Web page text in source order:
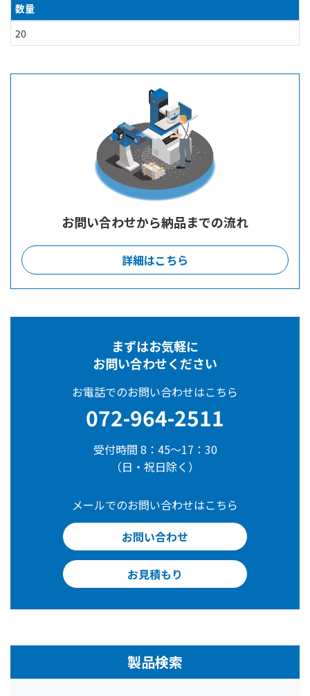
数量
20
お問い合わせから納品までの流れ
詳細はこちら
まずはお気軽に
お問い合わせください
お電話でのお問い合わせはこちら
072-964-2511
受付時間 8：45～17：30
（日・祝日除く）
メールでのお問い合わせはこちら
お問い合わせ
お見積もり
製品検索